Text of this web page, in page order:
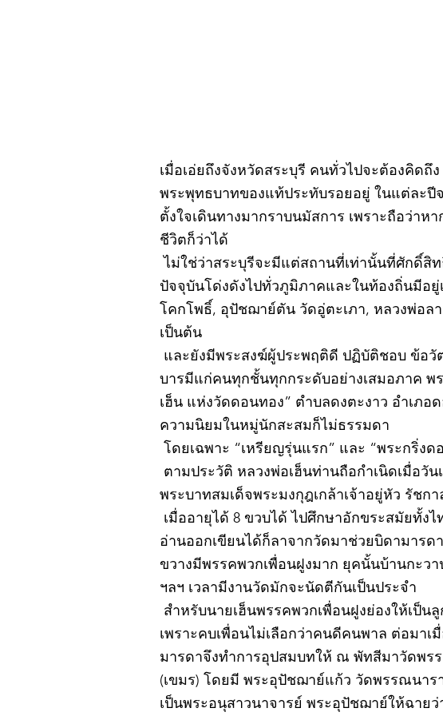
เมื่อเอ่ยถึงจังหวัดสระบุรี คนทั่วไปจะต้องคิด
พระพุทธบาทของแท้ประทับรอยอยู่ ในแต่ละปี
ตั้งใจเดินทางมากราบนมัสการ เพราะถือว่า
ชีวิตก็ว่าได้
ไม่ใช่ว่าสระบุรีจะมีแต่สถานที่เท่านั้นที่ศักดิ์สิ
ปัจจุบันโด่งดังไปทั่วภูมิภาคและในท้องถิ่นมีอ
โคกโพธิ์, อุปัชฌาย์ตัน วัดอู่ตะเภา, หลวงพ่อล
เป็นต้น
และยังมีพระสงฆ์ผู้ประพฤติดี ปฏิบัติชอบ ข้อวั
บารมีแก่คนทุกชั้นทุกกระดับอย่างเสมอภาค พ
เฮ็น แห่งวัดดอนทอง” ตำบลดงตะงาว อำเภ
ความนิยมในหมู่นักสะสมก็ไม่ธรรมดา
โดยเฉพาะ “เหรียญรุ่นแรก” และ “พระกริ่ง
ตามประวัติ หลวงพ่อเฮ็นท่านถือกำเนิดเมื่อวั
พระบาทสมเด็จพระมงกุฎเกล้าเจ้าอยู่หัว รัช
เมื่ออายุได้ 8 ขวบได้ ไปศึกษาอักขระสมัยทั้
อ่านออกเขียนได้ก็ลาจากวัดมาช่วยบิดามาร
ขวางมีพรรคพวกเพื่อนฝูงมาก ยุคนั้นบ้านกะว
ฯลฯ เวลามีงานวัดมักจะนัดตีกันเป็นประจำ
สำหรับนายเฮ็นพรรคพวกเพื่อนฝูงย่องให้เป็
เพราะคบเพื่อนไม่เลือกว่าคนดีคนพาล ต่อมา
มารดาจึงทำการอุปสมบทให้ ณ พัทสีมาวัดพร
(เขมร) โดยมี พระอุปัชฌาย์แก้ว วัดพรรณนา
เป็นพระอนุสาวนาจารย์ พระอุปัชฌาย์ให้ฉายว่